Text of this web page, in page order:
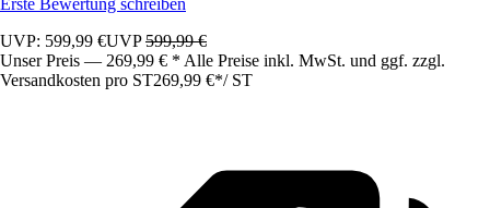
Erste Bewertung schreiben
UVP: 599,99 €UVP599,99 €
Unser Preis — 269,99 € * Alle Preise inkl. MwSt. und ggf. zzgl.
Versandkosten pro ST269,99 €*/ ST